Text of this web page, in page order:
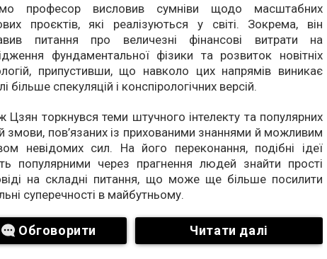
професор висловив сумніви щодо масштабних
проєктів, які реалізуються у світі. Зокрема, він
питання про величезні фінансові витрати на
фундаментальної фізики та розвиток новітніх
припустивши, що навколо цих напрямів виникає
більше спекуляцій і конспірологічних версій.
Цзян торкнувся теми штучного інтелекту та популярних
змови, пов’язаних із прихованими знаннями й можливим
невідомих сил. На його переконання, подібні ідеї
популярними через прагнення людей знайти прості
на складні питання, що може ще більше посилити
суперечності в майбутньому.
Обговорити Читати далі